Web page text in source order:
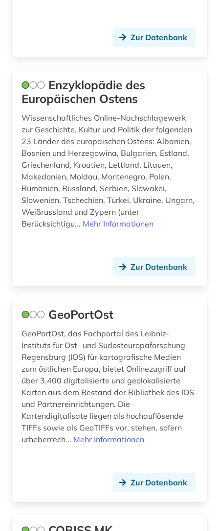
Zur Datenbank
Enzyklopädie des
Europäischen Ostens
Wissenschaftliches Online-Nachschlagewerk
zur Geschichte, Kultur und Politik der folgenden
23 Länder des europäischen Ostens: Albanien,
Bosnien und Herzegowina, Bulgarien, Estland,
Griechenland, Kroatien, Lettland, Litauen,
Makedonien, Moldau, Montenegro, Polen,
Rumänien, Russland, Serbien, Slowakei,
Slowenien, Tschechien, Türkei, Ukraine, Ungarn,
Weißrussland und Zypern (unter
Berücksichtigu... Mehr Informationen
Zur Datenbank
GeoPortOst
GeoPortOst, das Fachportal des Leibniz-
Instituts für Ost- und Südosteuropaforschung
Regensburg (IOS) für kartografische Medien
zum östlichen Europa, bietet Onlinezugriff auf
über 3.400 digitalisierte und geolokalisierte
Karten aus dem Bestand der Bibliothek des IOS
und Partnereinrichtungen. Die
Kartendigitalisate liegen als hochauflösende
TIFFs sowie als GeoTIFFs vor, stehen, sofern
urheberrech... Mehr Informationen
Zur Datenbank